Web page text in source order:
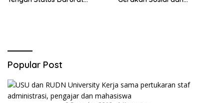
Popular Post